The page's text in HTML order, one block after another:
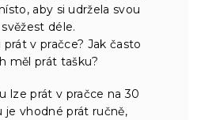
aby si udržela svou
svěžest déle.
prát v pračce? Jak často
měl prát tašku?
lze prát v pračce na 30
je vhodné prát ručně,